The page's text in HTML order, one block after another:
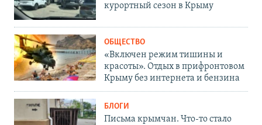
курортный сезон в Крыму
ОБЩЕСТВО
«Включен режим тишины и
красоты». Отдых в прифронтовом
Крыму без интернета и бензина
БЛОГИ
Письма крымчан. Что-то стало